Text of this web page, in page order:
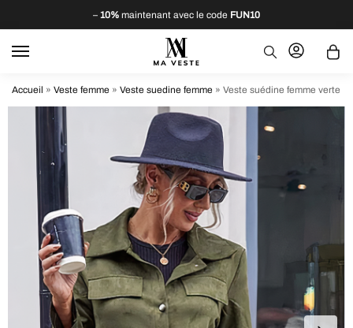
– 10% maintenant avec le code FUN10
Accueil » Veste femme » Veste suedine femme » Veste suédine femme verte